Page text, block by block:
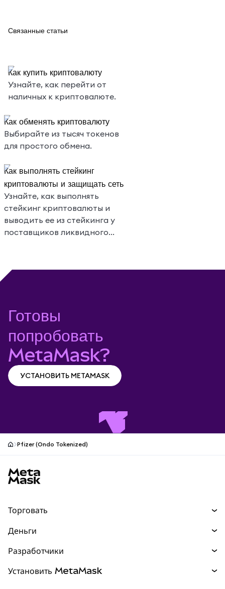
Связанные статьи
Как купить криптовалюту
Узнайте, как перейти от
наличных к криптовалюте.
Как обменять криптовалюту
Выбирайте из тысяч токенов
для простого обмена.
Как выполнять стейкинг
криптовалюты и защищать сеть
Узнайте, как выполнять
стейкинг криптовалюты и
выводить ее из стейкинга у
поставщиков ликвидного
Готовы
попробовать
MetaMask?
УСТАНОВИТЬ METAMASK
Pfizer (Ondo Tokenized)
Торговать
Прогнозы
Перпы НОВИНКА
Деньги
mUSD
Разработчики
Установить MetaMask